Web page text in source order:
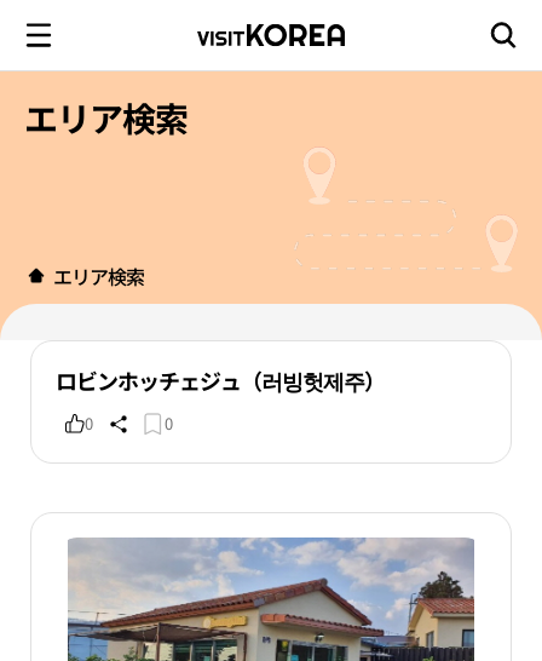
エリア検索
エリア検索
ロビンホッチェジュ（러빙헛제주）
0 0